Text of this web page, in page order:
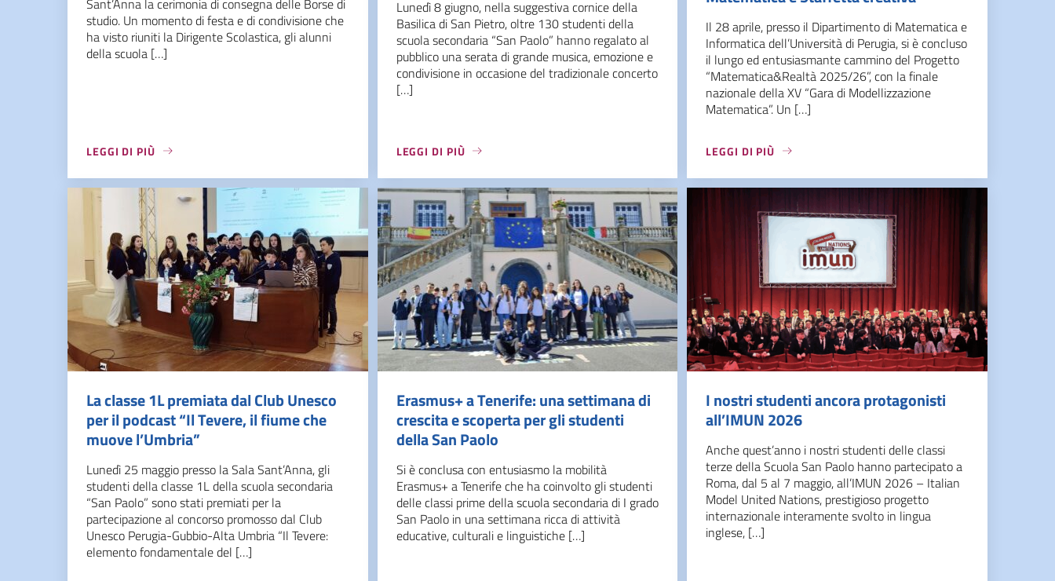
studio. Un momento di festa e di condivisione che
ha visto riuniti la Dirigente Scolastica, gli alunni
della scuola […]
LEGGI DI PIÙ
Lunedì 8 giugno, nella suggestiva cornice della
Basilica di San Pietro, oltre 130 studenti della
scuola secondaria “San Paolo” hanno regalato al
pubblico una serata di grande musica, emozione e
condivisione in occasione del tradizionale concerto
[…]
LEGGI DI PIÙ
Il 28 aprile, presso il Dipartimento di Matematica e
Informatica dell’Università di Perugia, si è concluso
il lungo ed entusiasmante cammino del Progetto
“Matematica&Realtà 2025/26”, con la finale
nazionale della XV “Gara di Modellizzazione
Matematica”. Un […]
LEGGI DI PIÙ
La classe 1L premiata dal Club Unesco
per il podcast “Il Tevere, il fiume che
muove l’Umbria”
Lunedì 25 maggio presso la Sala Sant’Anna, gli
studenti della classe 1L della scuola secondaria
“San Paolo” sono stati premiati per la
partecipazione al concorso promosso dal Club
Unesco Perugia-Gubbio-Alta Umbria “Il Tevere:
elemento fondamentale del […]
Erasmus+ a Tenerife: una settimana di
crescita e scoperta per gli studenti
della San Paolo
Si è conclusa con entusiasmo la mobilità
Erasmus+ a Tenerife che ha coinvolto gli studenti
delle classi prime della scuola secondaria di I grado
San Paolo in una settimana ricca di attività
educative, culturali e linguistiche […]
I nostri studenti ancora protagonisti
all’IMUN 2026
Anche quest’anno i nostri studenti delle classi
terze della Scuola San Paolo hanno partecipato a
Roma, dal 5 al 7 maggio, all’IMUN 2026 – Italian
Model United Nations, prestigioso progetto
internazionale interamente svolto in lingua
inglese, […]